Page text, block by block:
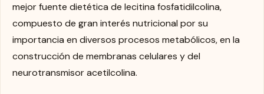
mejor fuente dietética de lecitina fosfatidilcolina,
compuesto de gran interés nutricional por su
importancia en diversos procesos metabólicos, en la
construcción de membranas celulares y del
neurotransmisor acetilcolina.